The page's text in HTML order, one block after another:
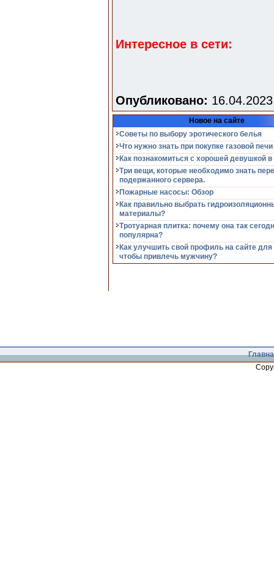
Интересное в сети:
Опубликовано:
Новое на сайте
Советы по выбору эротического белья
Что нужно знать при покупке газовой печи
Как познакомиться с хорошей девушкой в
Три вещи, которые необходимо знать
подержанного сервера.
Пожарные насосы: Обзор
Как правильно выбрать
материалы?
Тротуарная плитка: почему она так
популярна?
Как улучшить свой профиль на сайте для
чтобы привлечь мужчину?